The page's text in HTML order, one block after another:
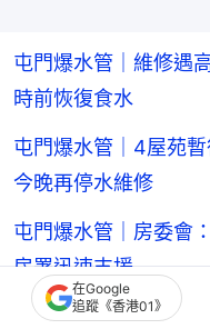
屯門爆水管｜維修遇
時前恢復食水
屯門爆水管｜4屋苑
今晚再停水維修
屯門爆水管｜房委會
房署迅速支援
屯門爆水管｜顯發邨
在Google
追蹤《香港01》